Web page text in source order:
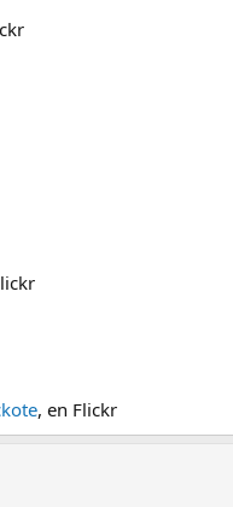
, en Flickr